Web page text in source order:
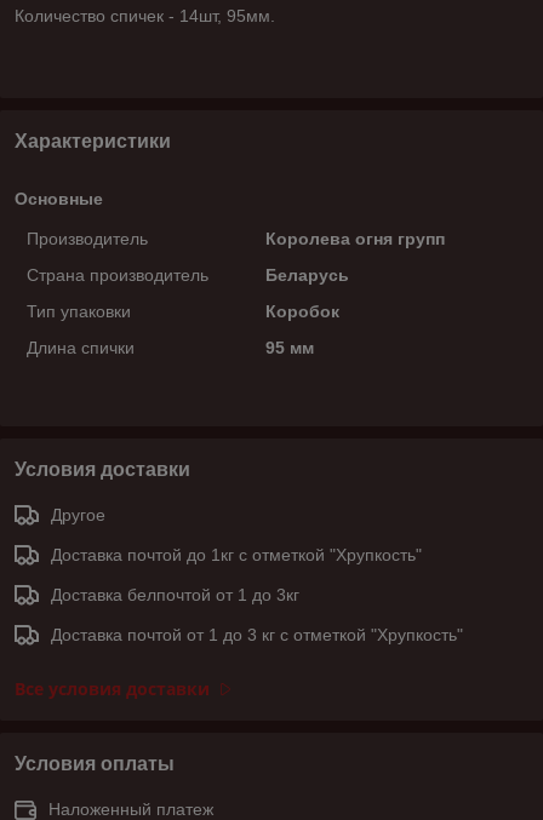
Количество спичек - 14шт, 95мм.
Характеристики
Основные
Производитель
Королева огня групп
Страна производитель
Беларусь
Тип упаковки
Коробок
Длина спички
95 мм
Условия доставки
Другое
Доставка почтой до 1кг с отметкой "Хрупкость"
Доставка белпочтой от 1 до 3кг
Доставка почтой от 1 до 3 кг с отметкой "Хрупкость"
Все условия доставки
Условия оплаты
Наложенный платеж